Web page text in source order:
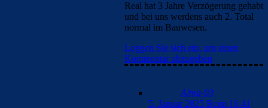
Real hat 3 Jahre Verzögerung gehabt
und bei uns werdens auch 2. Total
normal im Bauwesen.
Loggen Sie sich ein, um einen
Kommentar abzugeben
Alma-03
5. Januar 2025 Beim 16:41